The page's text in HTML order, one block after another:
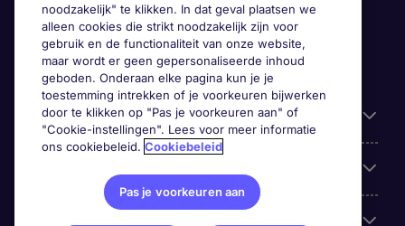
Handige informatie
Google Rating
noodzakelijk" te klikken. In dat geval plaatsen we
alleen cookies die strikt noodzakelijk zijn voor
gebruik en de functionaliteit van onze website,
maar wordt er geen gepersonaliseerde inhoud
geboden. Onderaan elke pagina kun je je
toestemming intrekken of je voorkeuren bijwerken
door te klikken op "Pas je voorkeuren aan" of
"Cookie-instellingen". Lees voor meer informatie
ons cookiebeleid. Cookiebeleid
Pas je voorkeuren aan